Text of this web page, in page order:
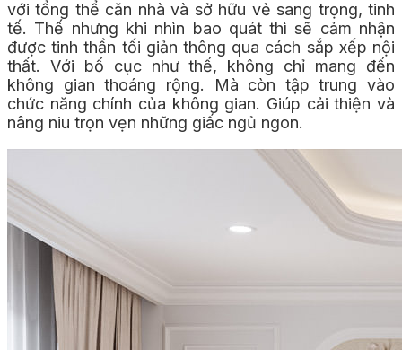
với tổng thể căn nhà và sở hữu vẻ sang trọng, tinh
tế. Thế nhưng khi nhìn bao quát thì sẽ cảm nhận
được tinh thần tối giản thông qua cách sắp xếp nội
thất. Với bố cục như thế, không chỉ mang đến
không gian thoáng rộng. Mà còn tập trung vào
chức năng chính của không gian. Giúp cải thiện và
nâng niu trọn vẹn những giấc ngủ ngon.